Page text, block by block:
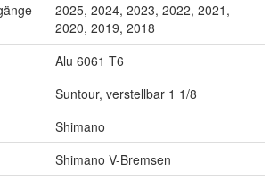
2025, 2024, 2023, 2022, 2021,
2020, 2019, 2018
Alu 6061 T6
Suntour, verstellbar 1 1/8
Shimano
Shimano V-Bremsen